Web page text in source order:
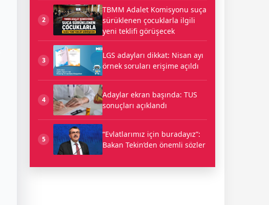
2
TBMM Adalet Komisyonu suça
sürüklenen çocuklarla ilgili
yeni teklifi görüşecek
3
LGS adayları dikkat: Nisan ayı
örnek soruları erişime açıldı
4
Adaylar ekran başında: TUS
sonuçları açıklandı
5
“Evlatlarımız için buradayız”:
Bakan Tekin’den önemli sözler